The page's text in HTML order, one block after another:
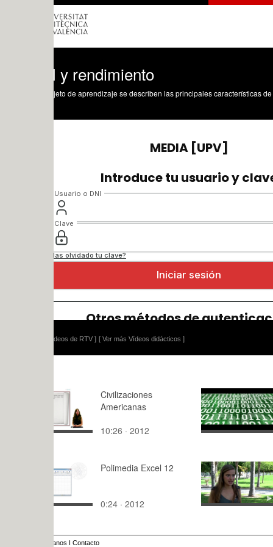
y rendimiento
[ Ver más Vídeos didácticos ]
Civilizaciones
Americanas
10:26 · 2012
AMA -
2:36 · 2025
Polimedia Excel 12
0:24 · 2012
Una
2:24 · 2024